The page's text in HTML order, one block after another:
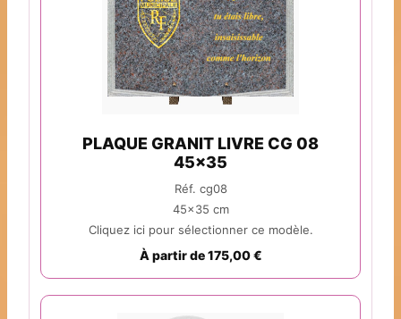
PLAQUE GRANIT LIVRE CG 08
45x35
Réf. cg08
45x35 cm
Cliquez ici pour sélectionner ce modèle.
À partir de 175,00 €